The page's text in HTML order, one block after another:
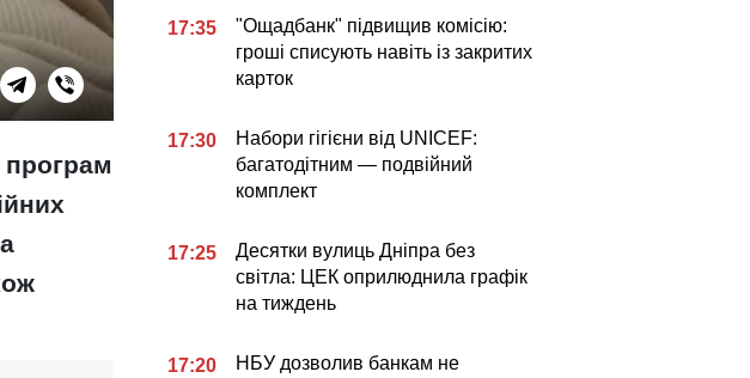
програм
17:35
"Ощадбанк" підвищив комісію:
гроші списують навіть із закритих
карток
17:30
Набори гігієни від UNICEF:
багатодітним — подвійний
комплект
17:25
Десятки вулиць Дніпра без
світла: ЦЕК оприлюднила графік
на тиждень
17:20
НБУ дозволив банкам не